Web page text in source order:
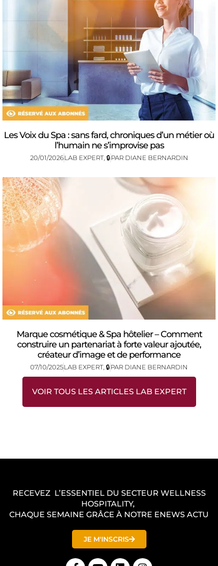
Les Voix du Spa : sans fard, chroniques d’un métier où
l’humain ne s’improvise pas
20/01/2026LAB EXPERT, 🔒PAR DIANE BERNARDIN
Marque cosmétique & Spa hôtelier – Comment
construire un partenariat à forte valeur ajoutée,
créateur d’image et de performance
07/10/2025LAB EXPERT, 🔒PAR DIANE BERNARDIN
VOIR TOUS LES ARTICLES LAB EXPERT
RECEVEZ L’ESSENTIEL DU SECTEUR WELLNESS
HOSPITALITY,
CHAQUE SEMAINE GRÂCE À NOTRE ENEWS ACTU
JE M'INSCRIS
F Y L I